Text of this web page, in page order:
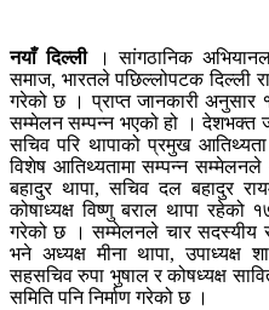
नयाँ दिल्ली। सांगठानिक
समाज, भारतले पछिल्लोपटक दिल्ली
गरेको छ । प्राप्त जानकारी
सम्मेलन सम्पन्न भएको हो । देशभक्त
सचिव परि थापाको प्रमुख आतिथ्यता
विशेष आतिथ्यतामा सम्पन्न सम्मेलनले
बहादुर थापा, सचिव दल बहादुर
कोषाध्यक्ष विष्णु बराल थापा
गरेको छ । सम्मेलनले चार सदस्यीय
भने अध्यक्ष मीना थापा, उपाध्यक्ष
सहसचिव रुपा भुषाल र कोषध्यक्ष
समिति पनि निर्माण गरेको छ ।